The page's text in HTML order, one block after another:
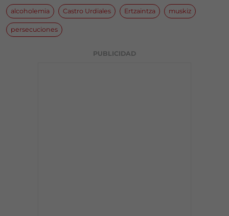
alcoholemia Castro Urdiales Ertzaintza muskiz
persecuciones
PUBLICIDAD